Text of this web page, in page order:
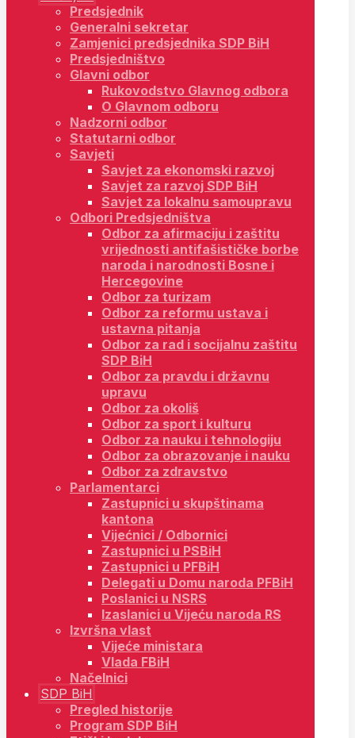
Predsjednik
Generalni sekretar
Zamjenici predsjednika SDP BiH
Predsjedništvo
Glavni odbor
Rukovodstvo Glavnog odbora
O Glavnom odboru
Nadzorni odbor
Statutarni odbor
Savjeti
Savjet za ekonomski razvoj
Savjet za razvoj SDP BiH
Savjet za lokalnu samoupravu
Odbori Predsjedništva
Odbor za afirmaciju i zaštitu
vrijednosti antifašističke borbe
naroda i narodnosti Bosne i
Hercegovine
Odbor za turizam
Odbor za reformu ustava i
ustavna pitanja
Odbor za rad i socijalnu zaštitu
SDP BiH
Odbor za pravdu i državnu
upravu
Odbor za okoliš
Odbor za sport i kulturu
Odbor za nauku i tehnologiju
Odbor za obrazovanje i nauku
Odbor za zdravstvo
Parlamentarci
Zastupnici u skupštinama
kantona
Vijećnici / Odbornici
Zastupnici u PSBiH
Zastupnici u PFBiH
Delegati u Domu naroda PFBiH
Poslanici u NSRS
Izaslanici u Vijeću naroda RS
Izvršna vlast
Vijeće ministara
Vlada FBiH
Načelnici
SDP BiH
Pregled historije
Program SDP BiH